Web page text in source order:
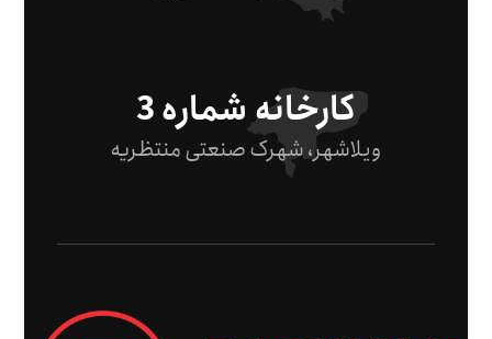
کارخانه شماره 3
ویلاشهر، شهرک صنعتی منتظریه